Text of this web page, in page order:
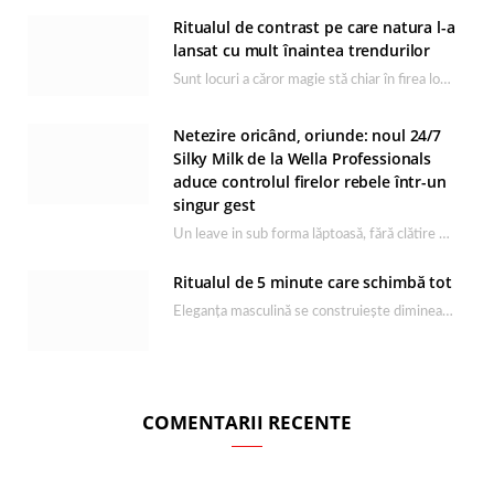
Ritualul de contrast pe care natura l-a
lansat cu mult înaintea trendurilor
Sunt locuri a căror magie stă chiar în firea lor naturală, iar Lacul Ursu din…
Netezire oricând, oriunde: noul 24/7
Silky Milk de la Wella Professionals
aduce controlul firelor rebele într-un
singur gest
Un leave in sub forma lăptoasă, fără clătire care completează rutina Ultimate Smooth și transformă…
Ritualul de 5 minute care schimbă tot
Eleganța masculină se construiește dimineața, în câteva minute și cu produsele potrivite. O rutină de…
COMENTARII RECENTE